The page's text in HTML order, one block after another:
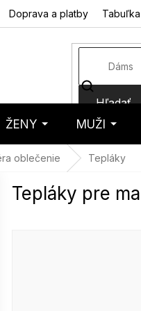
Doprava a platby Tabuľka
Hľadať
ŽENY MUŽI
oblečenie Tepláky
Tepláky pre